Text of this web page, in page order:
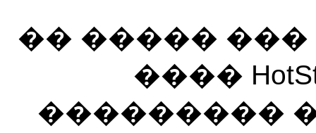
�� �����
����
��������� ���